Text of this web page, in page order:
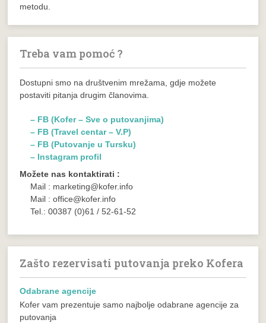
metodu.
Treba vam pomoć ?
Dostupni smo na društvenim mrežama, gdje možete
postaviti pitanja drugim članovima.
– FB (Kofer – Sve o putovanjima)
– FB (Travel centar – V.P)
– FB (Putovanje u Tursku)
– Instagram profil
Možete nas kontaktirati :
Mail : marketing@kofer.info
Mail : office@kofer.info
Tel.: 00387 (0)61 / 52-61-52
Zašto rezervisati putovanja preko Kofera
Odabrane agencije
Kofer vam prezentuje samo najbolje odabrane agencije za
putovanja